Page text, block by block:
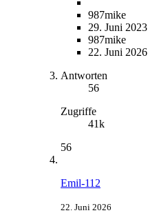
987mike
29. Juni 2023
987mike
22. Juni 2026
Antworten
56
Zugriffe
41k
56
Emil-112
22. Juni 2026